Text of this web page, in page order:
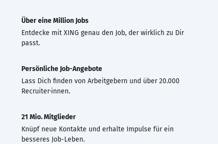
Über eine Million Jobs
Entdecke mit XING genau den Job, der wirklich zu Dir
passt.
Persönliche Job-Angebote
Lass Dich finden von Arbeitgebern und über 20.000
Recruiter·innen.
21 Mio. Mitglieder
Knüpf neue Kontakte und erhalte Impulse für ein
besseres Job-Leben.